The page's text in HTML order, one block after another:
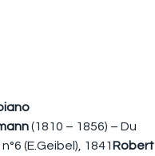
(1810 – 1856) – Du
(E.Geibel), 1841 Robert